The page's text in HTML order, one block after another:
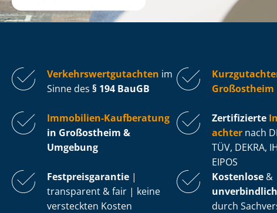
Ver­kehrs­wert­gut­ach­ten im
Sinne des § 194 BauGB
Großostheim
Immobilien-Kaufberatung
in Großostheim &
Umgebung
Zertifizierte
ach­ter nach
TÜV, DEKRA,
EIPOS
Fest­preis­ga­ran­tie |
transparent & fair | keine
versteckten Kosten
Kostenlose &
durch